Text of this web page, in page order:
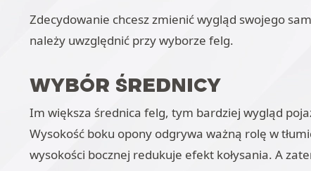
Zdecydowanie chcesz zmienić wygląd swojego
należy uwzględnić przy wyborze felg.
WYBÓR ŚREDNICY
Im większa średnica felg, tym bardziej wygląd
Wysokość boku opony odgrywa ważną rolę w
wysokości bocznej redukuje efekt kołysania. A